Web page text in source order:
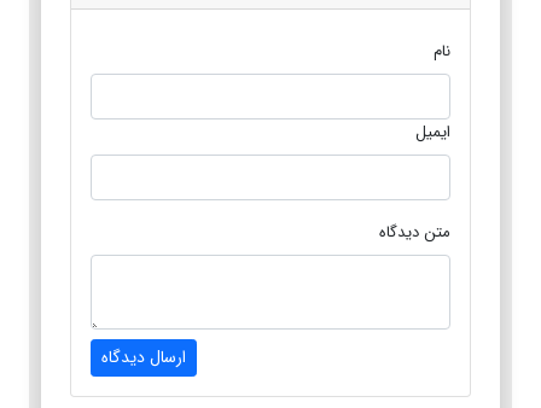
نام
ایمیل
متن دیدگاه
ارسال دیدگاه